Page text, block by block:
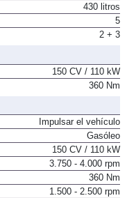
430 litros
5
2 + 3
150 CV / 110 kW
360 Nm
Impulsar el vehículo
Gasóleo
150 CV / 110 kW
3.750 - 4.000 rpm
360 Nm
1.500 - 2.500 rpm